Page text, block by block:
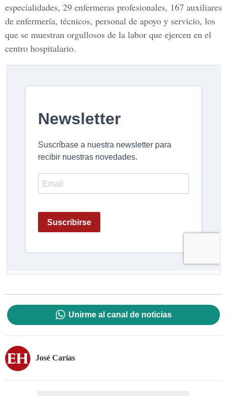
especialidades, 29 enfermeras profesionales, 167 auxiliares
de enfermería, técnicos, personal de apoyo y servicio, los
que se muestran orgullosos de la labor que ejercen en el
centro hospitalario.
Unirme al canal de noticias
José Carías